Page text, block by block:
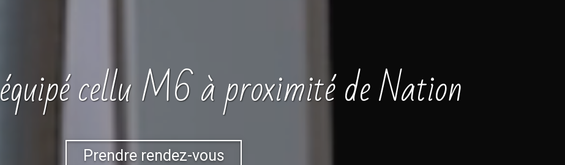
équipé cellu M6à proximité de Nation
Prendre rendez-vous